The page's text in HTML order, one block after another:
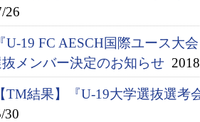
26
『U-19 FC AESCH国際ユース大
メンバー決定のお知らせ
【TM結果】『U-19大学選抜選考
30